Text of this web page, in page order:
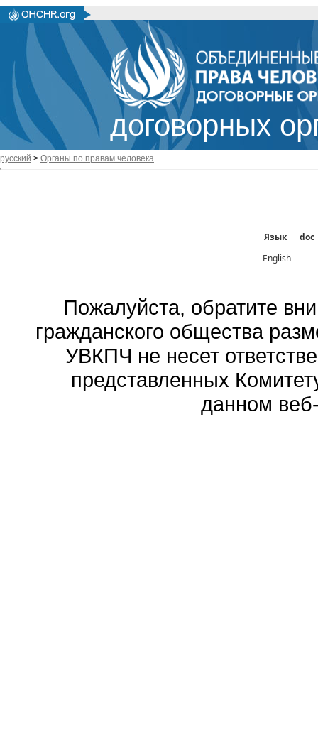
договорных
русский > Органы по правам человека
Язык
doc
English
Пожалуйста, обратите
гражданского общества
УВКПЧ не несет
представленных
данном